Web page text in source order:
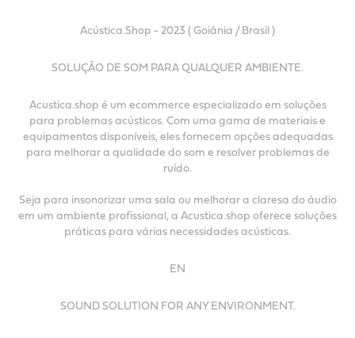
Acústica.Shop -2023 ( Goiânia / Brasil )
SOLUÇÃO DE SOM PARA QUALQUER AMBIENTE.
Acustica.shop é um ecommerce especializado em soluções
para problemas acústicos. Com uma gama de materiais e
equipamentos disponíveis, eles fornecem opções adequadas
para melhorar a qualidade do som e resolver problemas de
ruído.
Seja para insonorizar uma sala ou melhorar a claresa do áudio
em um ambiente profissional, a Acustica.shop oferece soluções
práticas para várias necessidades acústicas.
EN
SOUND SOLUTION FOR ANY ENVIRONMENT.